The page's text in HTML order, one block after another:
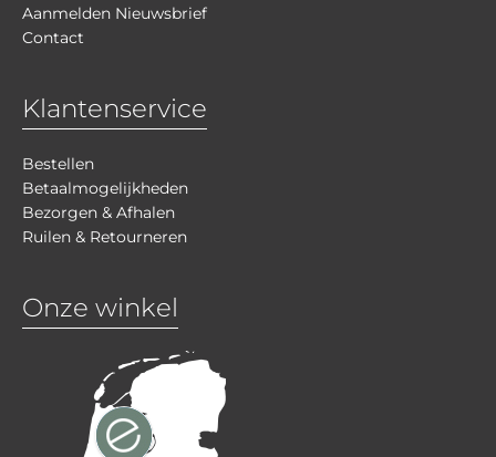
Aanmelden Nieuwsbrief
Contact
Klantenservice
Bestellen
Betaalmogelijkheden
Bezorgen & Afhalen
Ruilen & Retourneren
Onze winkel